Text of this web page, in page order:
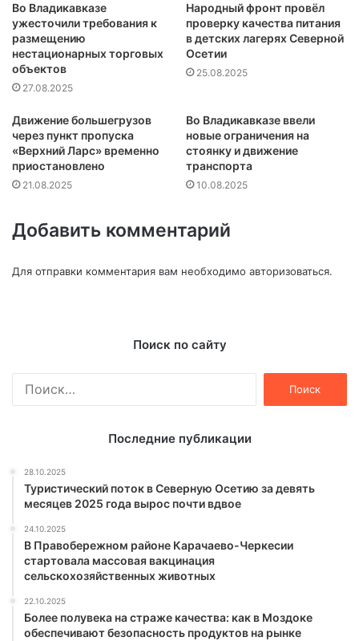
Во Владикавказе
ужесточили требования к
размещению
нестационарных торговых
объектов
27.08.2025
Народный фронт провёл
проверку качества питания
в детских лагерях Северной
Осетии
25.08.2025
Движение большегрузов
через пункт пропуска
«Верхний Ларс» временно
приостановлено
21.08.2025
Во Владикавказе ввели
новые ограничения на
стоянку и движение
транспорта
10.08.2025
Добавить комментарий
Для отправки комментария вам необходимо авторизоваться.
Поиск по сайту
Последние публикации
28.10.2025
Туристический поток в Северную Осетию за девять
месяцев 2025 года вырос почти вдвое
24.10.2025
В Правобережном районе Карачаево-Черкесии
стартовала массовая вакцинация
сельскохозяйственных животных
22.10.2025
Более полувека на страже качества: как в Моздоке
обеспечивают безопасность продуктов на рынке